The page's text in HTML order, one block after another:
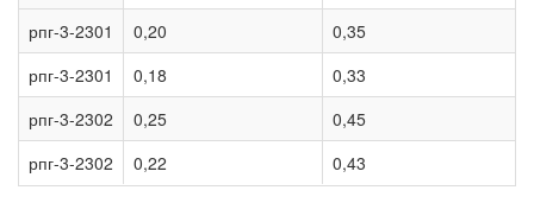
рпг-3-2301
0,20 0,35
рпг-3-2301
0,18
0,33
рпг-3-2302
0,25 0,45
рпг-3-2302
0,22 0,43